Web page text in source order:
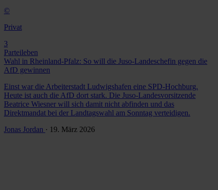
©
Privat
3
Parteileben
Wahl in Rheinland-Pfalz: So will die Juso-Landeschefin gegen die
AfD gewinnen
Einst war die Arbeiterstadt Ludwigshafen eine SPD-Hochburg.
Heute ist auch die AfD dort stark. Die Juso-Landesvorsitzende
Beatrice Wiesner will sich damit nicht abfinden und das
Direktmandat bei der Landtagswahl am Sonntag verteidigen.
Jonas Jordan · 19. März 2026